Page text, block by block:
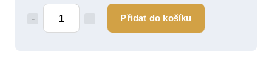
Přidat do košíku